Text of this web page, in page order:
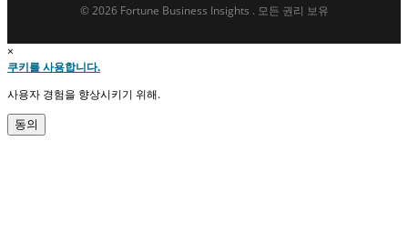
© 2026 Fortune Business Insights . 모든 권리 보유
×
쿠키를 사용합니다.
사용자 경험을 향상시키기 위해.
동의